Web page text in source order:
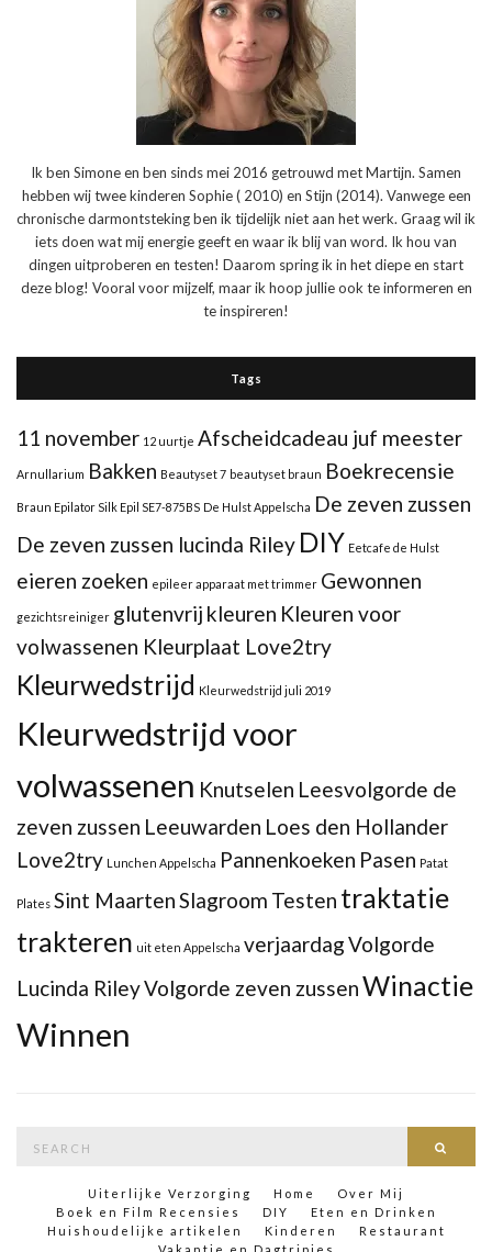
Ik ben Simone en ben sinds mei 2016 getrouwd met Martijn. Samen
hebben wij twee kinderen Sophie ( 2010) en Stijn (2014). Vanwege een
chronische darmontsteking ben ik tijdelijk niet aan het werk. Graag wil ik
iets doen wat mij energie geeft en waar ik blij van word. Ik hou van
dingen uitproberen en testen! Daarom spring ik in het diepe en start
deze blog! Vooral voor mijzelf, maar ik hoop jullie ook te informeren en
te inspireren!
Tags
11 november 12 uurtje Afscheidcadeau juf meester
Arnullarium Bakken Beautyset 7 beautyset braun Boekrecensie
Braun Epilator Silk Epil SE7-875BS De Hulst Appelscha De zeven zussen
De zeven zussen lucinda Riley DIY Eetcafe de Hulst
eieren zoeken epileer apparaat met trimmer Gewonnen
gezichtsreiniger glutenvrij kleuren Kleuren voor
volwassenen Kleurplaat Love2try
Kleurwedstrijd Kleurwedstrijd juli 2019
Kleurwedstrijd voor
volwassenen Knutselen Leesvolgorde de
zeven zussen Leeuwarden Loes den Hollander
Love2try Lunchen Appelscha Pannenkoeken Pasen Patat
Plates Sint MaartenSlagroom Testen traktatie
trakteren uit eten Appelscha verjaardagVolgorde
Lucinda RileyVolgorde zeven zussenWinactie
Winnen
Uiterlijke Verzorging Home
Over Mij
Boek en Film Recensies
DIY
Eten en Drinken
Huishoudelijke artikelen
Kinderen
Restaurant